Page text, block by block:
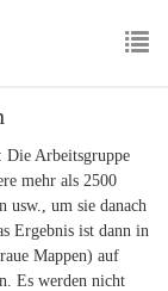
: Die Arbeitsgruppe
mehr als 2500
usw., um sie danach
Ergebnis ist dann in
Mappen) auf
Es werden nicht